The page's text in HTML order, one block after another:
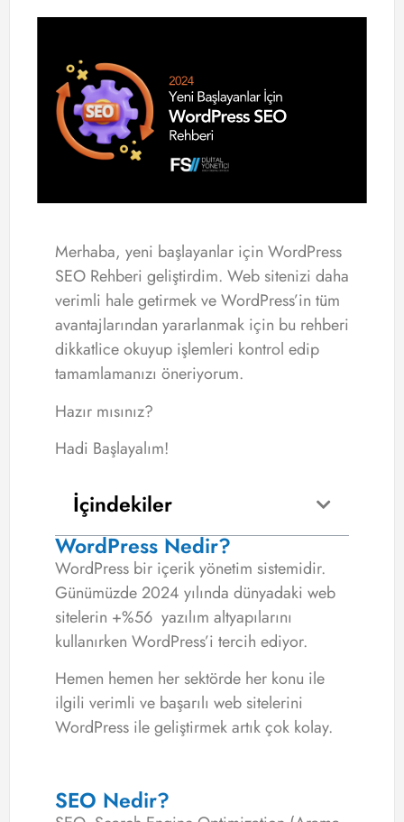
Merhaba, yeni başlayanlar için WordPress
SEO Rehberi geliştirdim. Web sitenizi daha
verimli hale getirmek ve WordPress’in tüm
avantajlarından yararlanmak için bu rehberi
dikkatlice okuyup işlemleri kontrol edip
tamamlamanızı öneriyorum.
Hazır mısınız?
Hadi Başlayalım!
İçindekiler
WordPress Nedir?
WordPress bir içerik yönetim sistemidir.
Günümüzde 2024 yılında dünyadaki web
sitelerin +%56 yazılım altyapılarını
kullanırken WordPress’i tercih ediyor.
Hemen hemen her sektörde her konu ile
ilgili verimli ve başarılı web sitelerini
WordPress ile geliştirmek artık çok kolay.
SEO Nedir?